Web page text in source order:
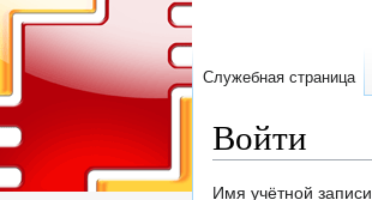
Войти
Перейти
Перейти
Имя учётной записи
Служебная страница